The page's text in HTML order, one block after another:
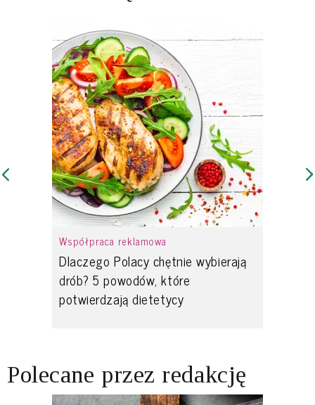
Współpraca reklamowa
Dlaczego Polacy chętnie wybierają
drób? 5 powodów, które
potwierdzają dietetycy
Polecane przez redakcję